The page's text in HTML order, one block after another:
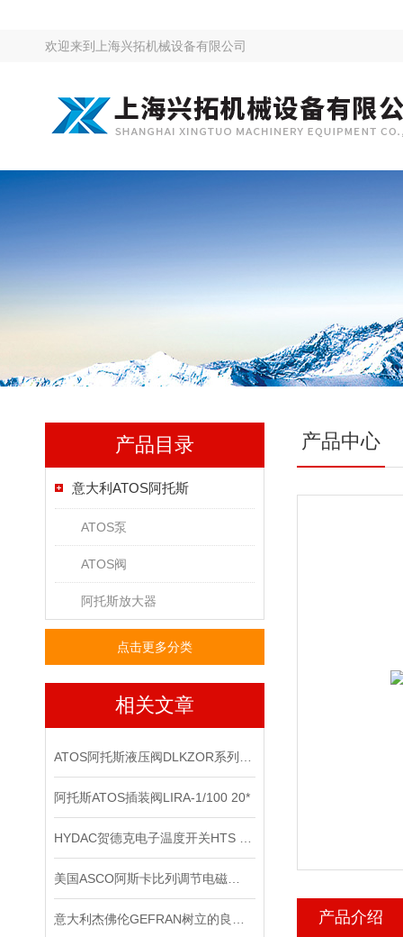
欢迎来到 上海兴拓机械设备有限公司
产品目录
意大利ATOS阿托斯
ATOS泵
ATOS阀
阿托斯放大器
点击更多分类
相关文章
阿托斯ATOS插装阀LIRA-1/100 20*
产品中心
产品介绍